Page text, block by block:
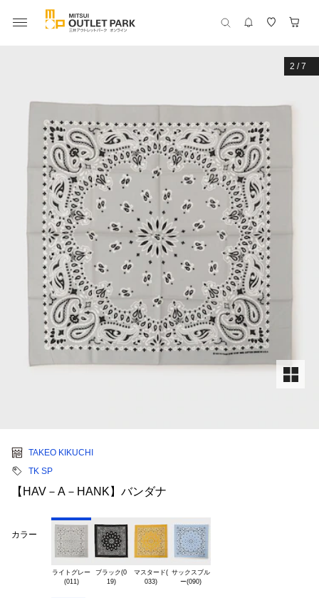
2 /7
TAKEO KIKUCHI
TK SP
【HAV－A－HANK】バンダナ
カラー
ライトグレー
(011)
ブラック(0
19)
マスタード( サックスブル